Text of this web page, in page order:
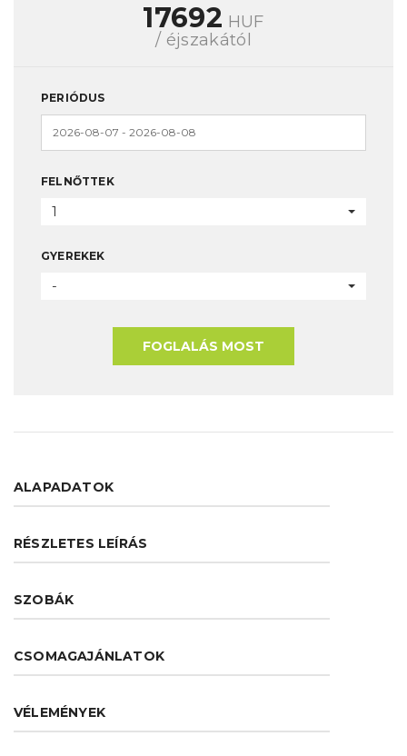
17692 HUF
/ éjszakától
PERIÓDUS
FELNŐTTEK
1
GYEREKEK
-
FOGLALÁS MOST
ALAPADATOK
RÉSZLETES LEÍRÁS
SZOBÁK
CSOMAGAJÁNLATOK
VÉLEMÉNYEK